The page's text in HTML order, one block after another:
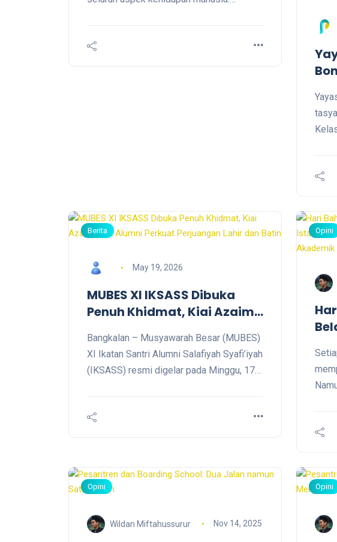
memengaruhi dunia industri dan ekonomi,
akan
Berita
May 19, 2026
MUBES XI IKSASS Dibuka
Penuh Khidmat, Kiai Azaim
Perjuangan Lahir dan Batin
Bangkalan – Musyawarah Besar (MUBES)
XI Ikatan Santri Alumni Salafiyah Syafi’iyah
(IKSASS) resmi digelar pada Minggu, 17
pesantren Sukorejo tersebut mengusung
Opini
lebih
Opini
Wildan Miftahussurur Nov 14, 2025
Opini